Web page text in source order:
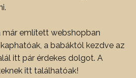
már említett webshopban
a babáktól kezdve az
itt pár érdekes dolgot. A
itt találhatóak!